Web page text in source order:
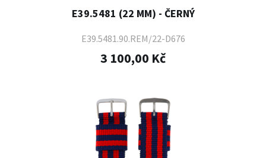
E39.5481 (22 MM) - ČERNÝ
E39.5481.90.REM/22-D676
3 100,00 Kč